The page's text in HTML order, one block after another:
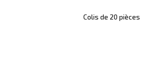
Colis de 20 pièces